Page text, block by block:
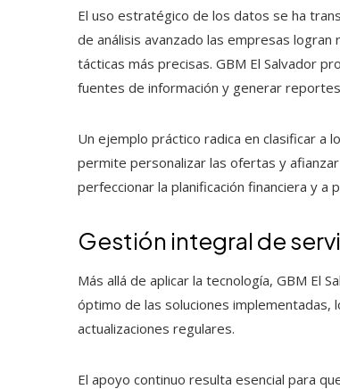
El uso estratégico de los datos se ha
de análisis avanzado las empresas
tácticas más precisas. GBM El Salvador
fuentes de información y generar
Un ejemplo práctico radica en clasificar a
permite personalizar las ofertas y
perfeccionar la planificación financiera y
Gestión integral de
Más allá de aplicar la tecnología, GBM El
óptimo de las soluciones
actualizaciones regulares.
El apoyo continuo resulta esencial para